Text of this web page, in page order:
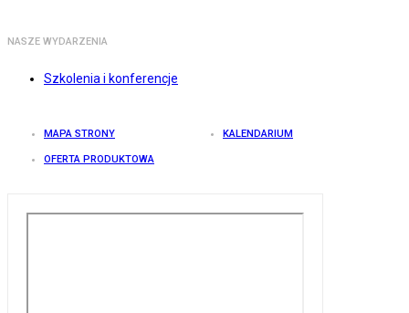
NASZE WYDARZENIA
Szkolenia i konferencje
MAPA STRONY KALENDARIUM
OFERTA PRODUKTOWA